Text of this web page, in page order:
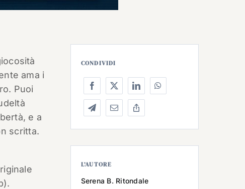
ama i
Puoi
e a
scritta.
CONDIVIDI
L’AUTORE
Serena B. Ritondale